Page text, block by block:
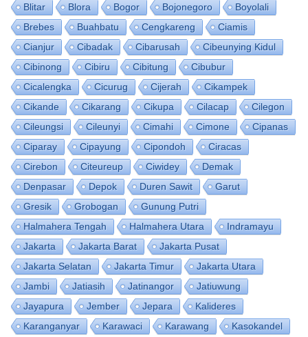
Blitar
Blora Bogor Bojonegoro
Boyolali
Brebes
Buahbatu Cengkareng
Ciamis
Cianjur
Cibadak Cibarusah
Cibeunying Kidul
Cibinong
Cibiru Cibitung
Cibubur
Cicalengka
Cicurug Cijerah
Cikampek
Cikande
Cikarang Cikupa Cilacap
Cilegon
Cileungsi
Cileunyi Cimahi Cimone
Cipanas
Ciparay
Cipayung Cipondoh
Ciracas
Cirebon
Citeureup Ciwidey
Demak
Denpasar
Depok Duren Sawit
Garut
Gresik
Grobogan
Gunung Putri
Halmahera Tengah
Halmahera Utara
Indramayu
Jakarta
Jakarta Barat
Jakarta Pusat
Jakarta Selatan
Jakarta Timur
Jakarta Utara
Jambi
Jatiasih Jatinangor
Jatiuwung
Jayapura
Jember Jepara
Kalideres
Karanganyar
Karawaci Karawang
Kasokandel